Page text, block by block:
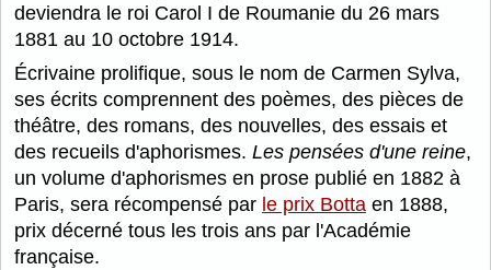
deviendra le roi Carol I de Roumanie du 26 mars
1881 au 10 octobre 1914.
Écrivaine prolifique, sous le nom de Carmen Sylva,
ses écrits comprennent des poèmes, des pièces de
théâtre, des romans, des nouvelles, des essais et
des recueils d'aphorismes. Les pensées d'une reine,
un volume d'aphorismes en prose publié en 1882 à
Paris, sera récompensé par le prix Botta en 1888,
prix décerné tous les trois ans par l'Académie
française.